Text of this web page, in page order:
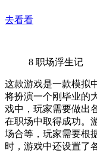
去看看
8 职场浮生记
这款游戏是一款模拟
将扮演一个刚毕业的
戏中，玩家需要做出
在职场中取得成功。
场合等，玩家需要根
时，游戏中还设置了